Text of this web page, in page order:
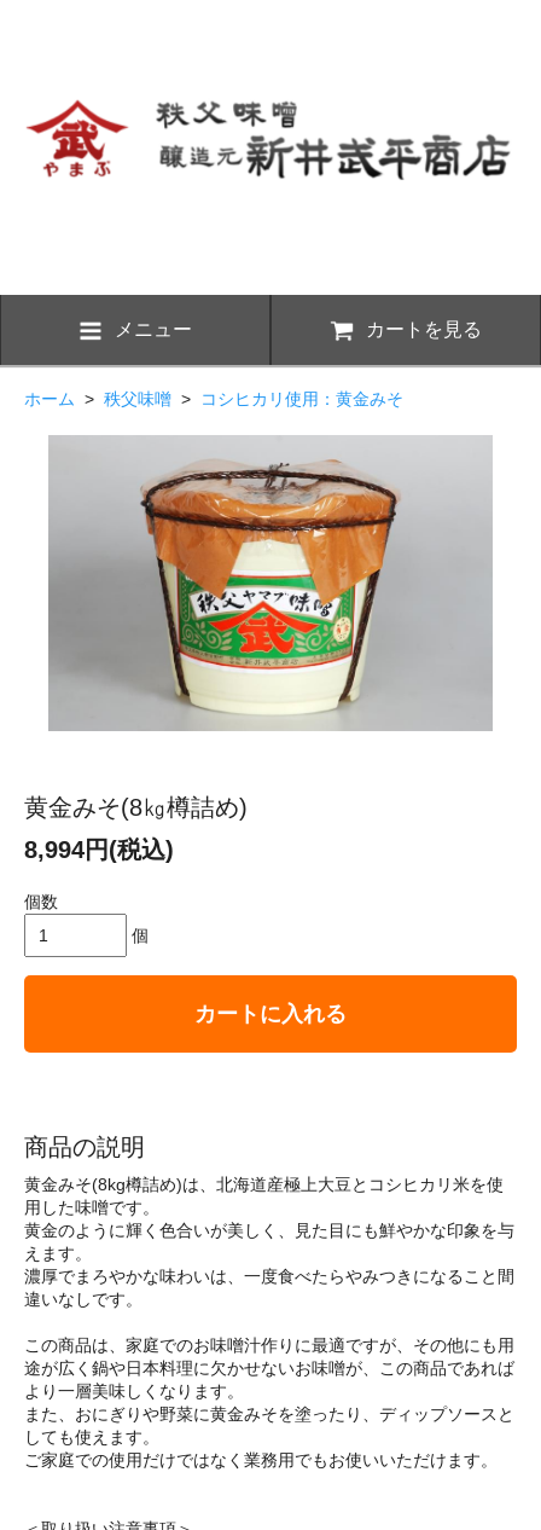
メニュー カートを見る
ホーム > 秩父味噌 > コシヒカリ使用：黄金みそ
黄金みそ(8㎏樽詰め)
8,994円(税込)
個数
個
カートに入れる
商品の説明
黄金みそ(8kg樽詰め)は、北海道産極上大豆とコシヒカリ米を使
用した味噌です。
黄金のように輝く色合いが美しく、見た目にも鮮やかな印象を与
えます。
濃厚でまろやかな味わいは、一度食べたらやみつきになること間
違いなしです。
この商品は、家庭でのお味噌汁作りに最適ですが、その他にも用
途が広く鍋や日本料理に欠かせないお味噌が、この商品であれば
より一層美味しくなります。
また、おにぎりや野菜に黄金みそを塗ったり、ディップソースと
しても使えます。
ご家庭での使用だけではなく業務用でもお使いいただけます。